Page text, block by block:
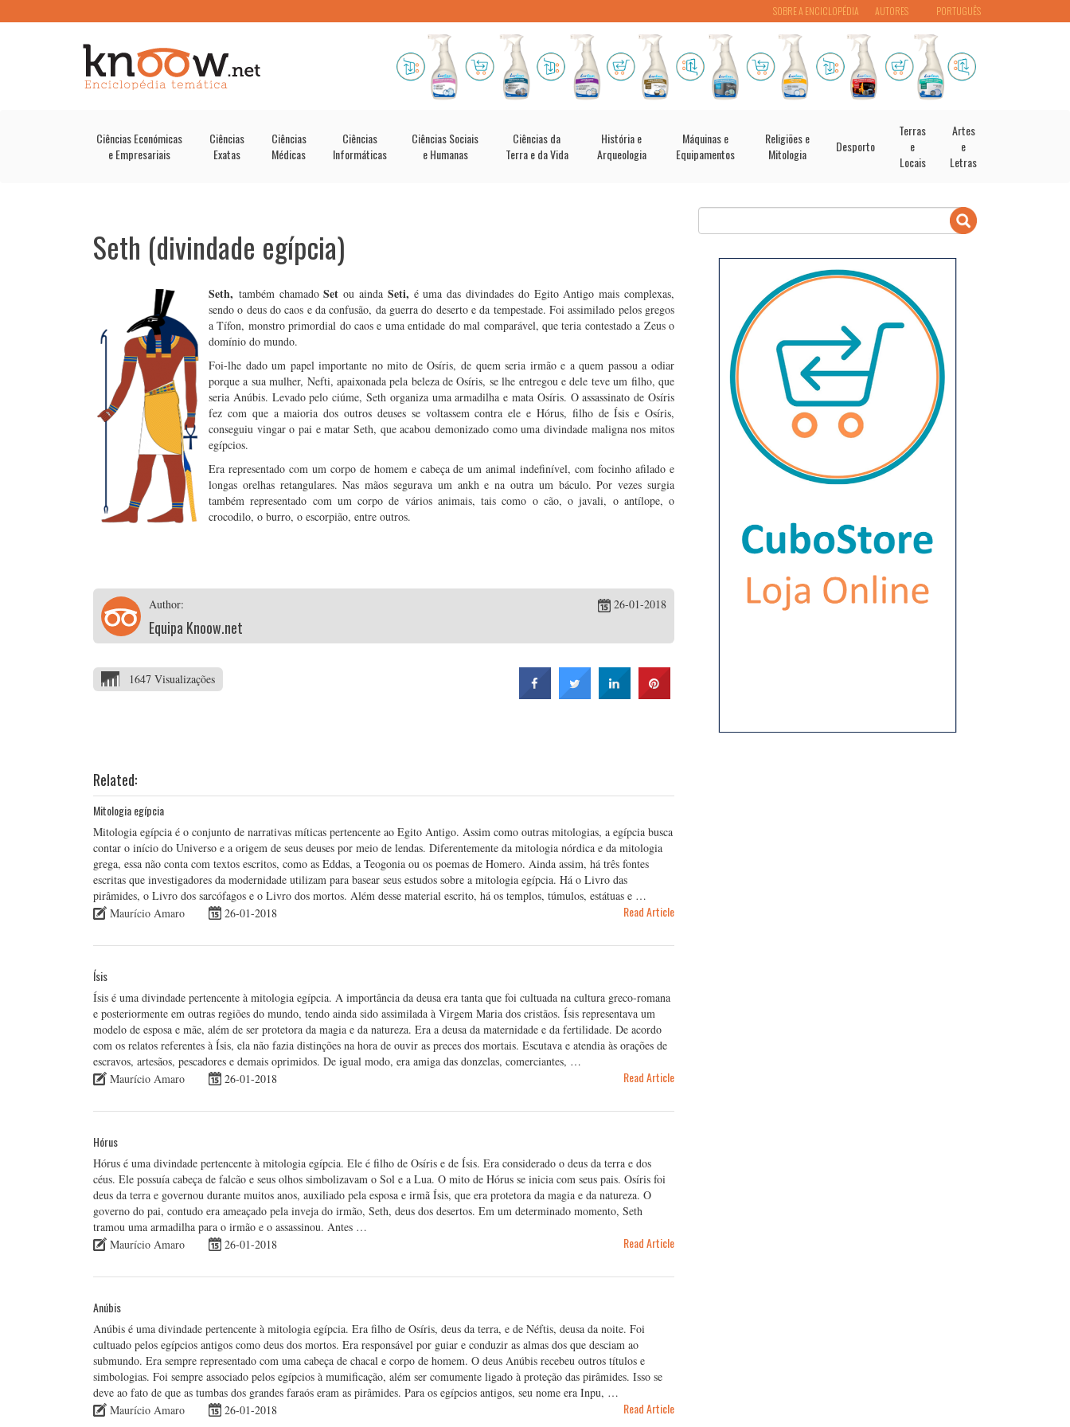
PORTUGUÊS
SOBRE A ENCICLOPÉDIA AUTORES
Ciências Económicas
e Empresariais
Ciências
Exatas
Ciências
Médicas
Ciências
Informáticas
Ciências Sociais
e Humanas
Ciências da
Terra e da Vida
História e
Arqueologia
Máquinas e
Equipamentos
Religiões e
Mitologia
Desporto
Terras
e
Locais
Artes
e
Letras
Seth (divindade egípcia)
Seth, também chamadoSet ou ainda Seti, é uma das divindades do Egito Antigo mais complexas,
sendo o deus do caos e da confusão, da guerra do deserto e da tempestade. Foi assimilado pelos gregos
a Tífon, monstro primordial do caos e uma entidade do mal comparável, que teria contestado a Zeus o
domínio do mundo.
Foi-lhe dado um papel importante no mito de Osíris, de quem seria irmão e a quem passou a odiar
porque a sua mulher, Nefti, apaixonada pela beleza de Osíris, se lhe entregou e dele teve um filho, que
seria Anúbis. Levado pelo ciúme, Seth organiza uma armadilha e mata Osíris. O assassinato de Osíris
fez com que a maioria dos outros deuses se voltassem contra ele e Hórus, filho de Ísis e Osíris,
conseguiu vingar o pai e matar Seth, que acabou demonizado como uma divindade maligna nos mitos
egípcios.
Era representado com um corpo de homem e cabeça de um animal indefinível, com focinho afilado e
longas orelhas retangulares. Nas mãos segurava um ankh e na outra um báculo. Por vezes surgia
também representado com um corpo de vários animais, tais como o cão, o javali, o antílope, o
crocodilo, o burro, o escorpião, entre outros.
Author:
Equipa Knoow.net
26-01-2018
1647 Visualizações
Related:
Mitologia egípcia
Mitologia egípcia é o conjunto de narrativas míticas pertencente ao Egito Antigo. Assim como outras mitologias, a egípcia busca
contar o início do Universo e a origem de seus deuses por meio de lendas. Diferentemente da mitologia nórdica e da mitologia
grega, essa não conta com textos escritos, como as Eddas, a Teogonia ou os poemas de Homero. Ainda assim, há três fontes
escritas que investigadores da modernidade utilizam para basear seus estudos sobre a mitologia egípcia. Há o Livro das
pirâmides, o Livro dos sarcófagos e o Livro dos mortos. Além desse material escrito, há os templos, túmulos, estátuas e …
Maurício Amaro
26-01-2018 Read Article
Ísis
Ísis é uma divindade pertencente à mitologia egípcia. A importância da deusa era tanta que foi cultuada na cultura greco-romana
e posteriormente em outras regiões do mundo, tendo ainda sido assimilada à Virgem Maria dos cristãos. Ísis representava um
modelo de esposa e mãe, além de ser protetora da magia e da natureza. Era a deusa da maternidade e da fertilidade. De acordo
com os relatos referentes à Ísis, ela não fazia distinções na hora de ouvir as preces dos mortais. Escutava e atendia às orações de
escravos, artesãos, pescadores e demais oprimidos. De igual modo, era amiga das donzelas, comerciantes, …
Maurício Amaro
26-01-2018 Read Article
Hórus
Hórus é uma divindade pertencente à mitologia egípcia. Ele é filho de Osíris e de Ísis. Era considerado o deus da terra e dos
céus. Ele possuía cabeça de falcão e seus olhos simbolizavam o Sol e a Lua. O mito de Hórus se inicia com seus pais. Osíris foi
deus da terra e governou durante muitos anos, auxiliado pela esposa e irmã Ísis, que era protetora da magia e da natureza. O
governo do pai, contudo era ameaçado pela inveja do irmão, Seth, deus dos desertos. Em um determinado momento, Seth
tramou uma armadilha para o irmão e o assassinou. Antes …
Maurício Amaro
26-01-2018 Read Article
Anúbis
Anúbis é uma divindade pertencente à mitologia egípcia. Era filho de Osíris, deus da terra, e de Néftis, deusa da noite. Foi
cultuado pelos egípcios antigos como deus dos mortos. Era responsável por guiar e conduzir as almas dos que desciam ao
submundo. Era sempre representado com uma cabeça de chacal e corpo de homem. O deus Anúbis recebeu outros títulos e
simbologias. Foi sempre associado pelos egípcios à mumificação, além ser comumente ligado à proteção das pirâmides. Isso se
deve ao fato de que as tumbas dos grandes faraós eram as pirâmides. Para os egípcios antigos, seu nome era Inpu, …
Maurício Amaro
26-01-2018 Read Article